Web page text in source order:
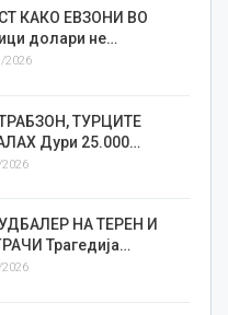
КАКО ЕВЗОНИ ВО
долари не…
2026
ТУРЦИТЕ
Дури 25.000…
НА ТЕРЕН И
Трагедија…